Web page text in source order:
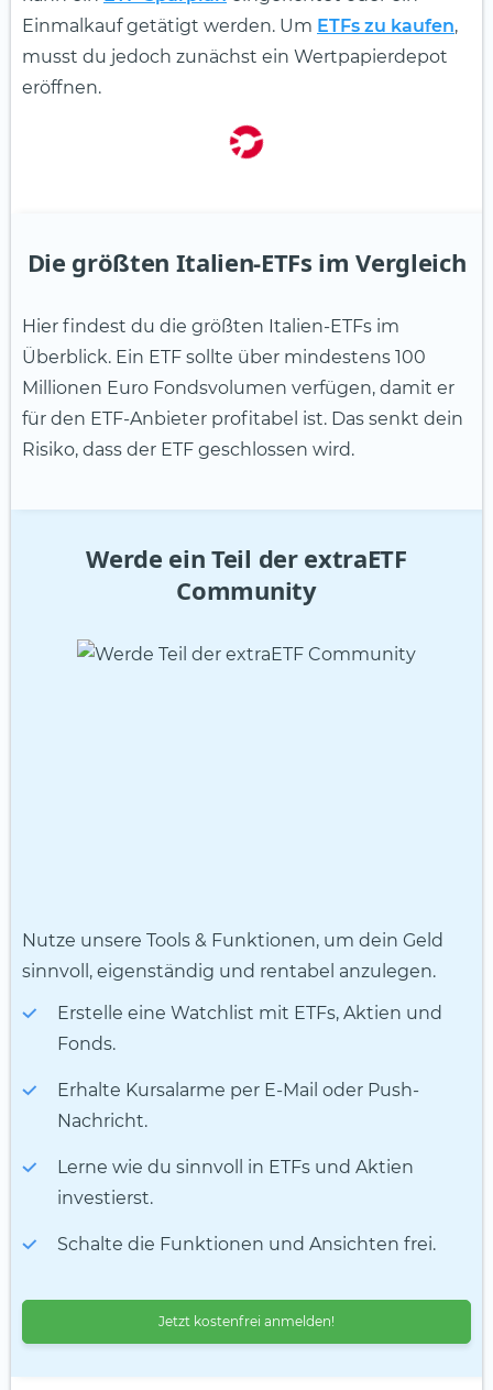
Einmalkauf getätigt werden. Um ETFs zu kaufen,
musst du jedoch zunächst ein Wertpapierdepot
eröffnen.
Die größten Italien-ETFs im Vergleich
Hier findest du die größten Italien-ETFs im
Überblick. Ein ETF sollte über mindestens 100
Millionen Euro Fondsvolumen verfügen, damit er
für den ETF-Anbieter profitabel ist. Das senkt dein
Risiko, dass der ETF geschlossen wird.
Werde ein Teil der extraETF
Community
Nutze unsere Tools & Funktionen, um dein Geld
sinnvoll, eigenständig und rentabel anzulegen.
Erstelle eine Watchlist mit ETFs, Aktien und
Fonds.
Erhalte Kursalarme per E-Mail oder Push-
Nachricht.
Lerne wie du sinnvoll in ETFs und Aktien
investierst.
Schalte die Funktionen und Ansichten frei.
Jetzt kostenfrei anmelden!